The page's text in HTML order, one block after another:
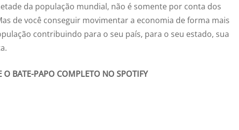
da população mundial, não é somente por conta dos
de você conseguir movimentar a economia de forma mais
contribuindo para o seu país, para o seu estado, sua
O BATE-PAPO COMPLETO NO SPOTIFY